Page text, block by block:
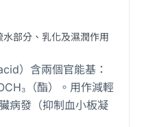
水部分、乳化及濕潤作用
）含兩個官能基：
（酯）。用作減輕
病發（抑制血小板凝